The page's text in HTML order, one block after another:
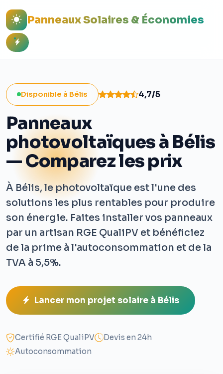
Panneaux Solaires & Économies
Disponible à Bélis 4,7/5
Panneaux
photovoltaïques à Bélis
— Comparez les prix
À Bélis, le photovoltaïque est l'une des
solutions les plus rentables pour produire
son énergie. Faites installer vos panneaux
par un artisan RGE QualiPV et bénéficiez
de la prime à l'autoconsommation et de la
TVA à 5,5%.
Lancer mon projet solaire à Bélis
Certifié RGE QualiPV
Devis en 24h
Autoconsommation